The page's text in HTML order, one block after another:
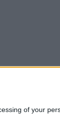
of your